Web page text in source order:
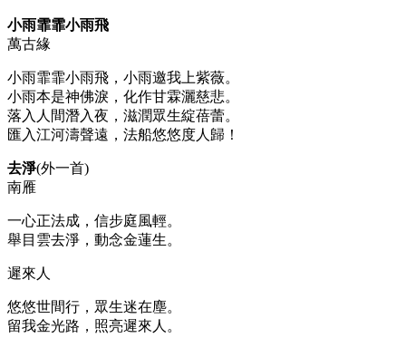
小雨霏霏小雨飛
萬古緣
小雨霏霏小雨飛，小雨邀我上紫薇。
小雨本是神佛淚，化作甘霖灑慈悲。
落入人間潛入夜，滋潤眾生綻蓓蕾。
匯入江河濤聲遠，法船悠悠度人歸！
去淨(外一首)
南雁
一心正法成，信步庭風輕。
舉目雲去淨，動念金蓮生。
遲來人
悠悠世間行，眾生迷在塵。
留我金光路，照亮遲來人。